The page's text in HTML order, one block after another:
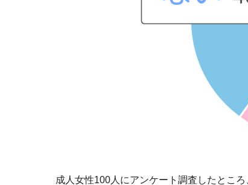
成人女性100人にアンケート調査したところ